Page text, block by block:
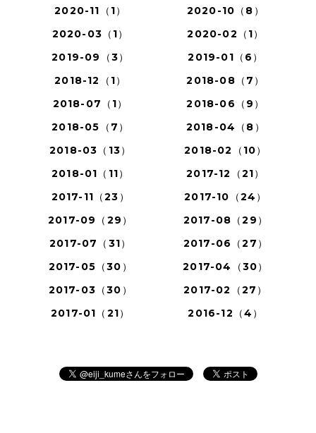
2020-11（1）
2020-10（8）
2020-03（1）
2020-02（1）
2019-09（3）
2019-01（6）
2018-12（1）
2018-08（7）
2018-07（1）
2018-06（9）
2018-05（7）
2018-04（8）
2018-03（13）
2018-02（10）
2018-01（11）
2017-12（21）
2017-11（23）
2017-10（24）
2017-09（29）
2017-08（29）
2017-07（31）
2017-06（27）
2017-05（30）
2017-04（30）
2017-03（30）
2017-02（27）
2017-01（21）
2016-12（4）